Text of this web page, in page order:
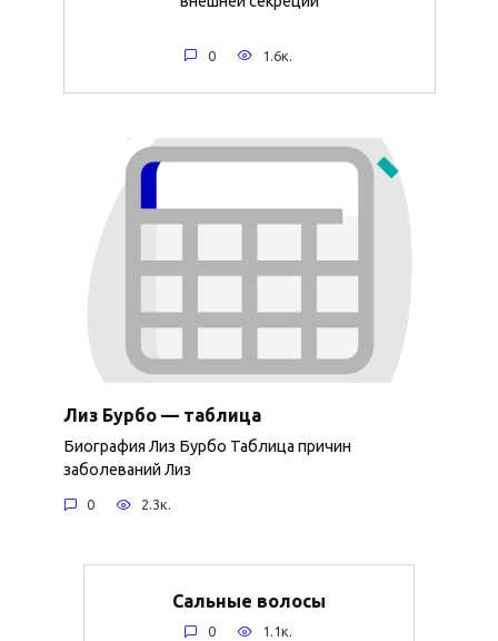
0 1.6к.
Лиз Бурбо — таблица
Биография Лиз Бурбо Таблица причин
заболеваний Лиз
0 2.3к.
Сальные волосы
0 1.1к.